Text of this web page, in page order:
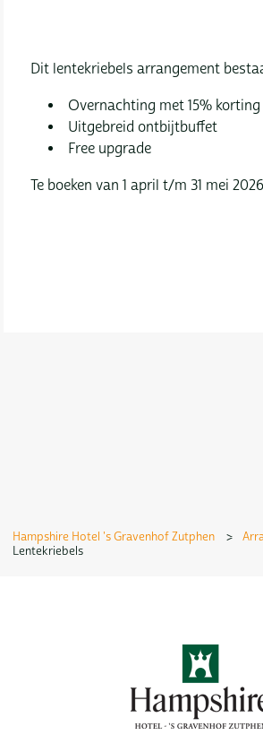
Dit lentekriebels arrangement
Overnachting met 15% korting
Uitgebreid ontbijtbuffet
Free upgrade
Te boeken van 1 april t/m 31 mei 2026
Hampshire Hotel 's Gravenhof Zutphen >
Lentekriebels